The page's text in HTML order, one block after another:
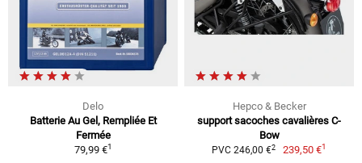
Delo
Batterie Au Gel, Rempliée Et
Fermée
79,99 €1
Hepco & Becker
support sacoches cavalières C-
Bow
PVC 246,00 €2 239,50 €1